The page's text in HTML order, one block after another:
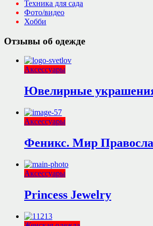
Техника для сада
Фото/видео
Хобби
Отзывы об одежде
Аксессуары
Ювелирные
Аксессуары
Феникс. Мир
Аксессуары
Princess Jewelry